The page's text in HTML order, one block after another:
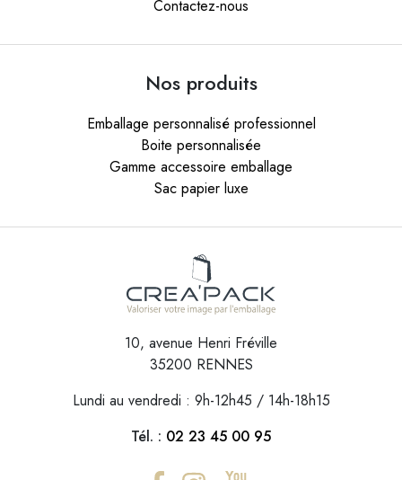
10, avenue Henri Fréville
35200 RENNES
Lundi au vendredi : 9h-12h45 / 14h-18h15
Tél. : 02 23 45 00 95
Contactez-nous
Nos produits
Emballage personnalisé professionnel
Boite personnalisée
Gamme accessoire emballage
Sac papier luxe